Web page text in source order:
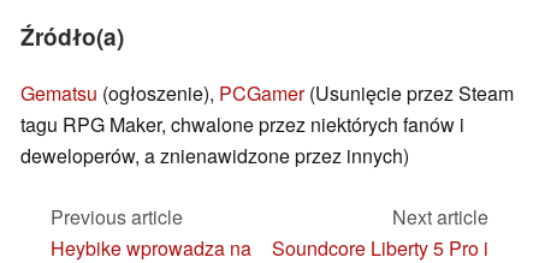
Źródło(a)
Gematsu (ogłoszenie), PCGamer(Usunięcie przez Steam
tagu RPG Maker, chwalone przez niektórych fanów i
deweloperów, a znienawidzone przez innych)
Previous article
Heybike wprowadza na
Next article
Soundcore Liberty 5 Pro i